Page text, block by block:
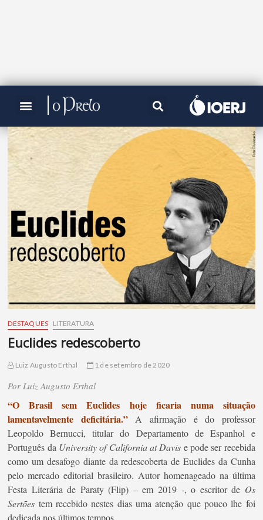
DESTAQUES LITERATURA
Euclides redescoberto
Luiz Augusto Erthal 1 de setembro de 2020
Por Luiz Augusto Erthal
“O Brasil sem Euclides hoje ficaria numa situação
lamentavelmente deficitária.”A afirmação é do professor
Leopoldo Bernucci, titular do Departamento de Espanhol e
Português da University of California at Davis e pode ser recebida
como um desafogo diante da redescoberta de Euclides da Cunha
pelo mercado editorial brasileiro. Autor homenageado na última
Festa Literária de Paraty (Flip) – em 2019 -, o escritor de Os
Sertões tem recebido nestes dias uma atenção que pouco lhe foi
dedicada nos últimos tempos.